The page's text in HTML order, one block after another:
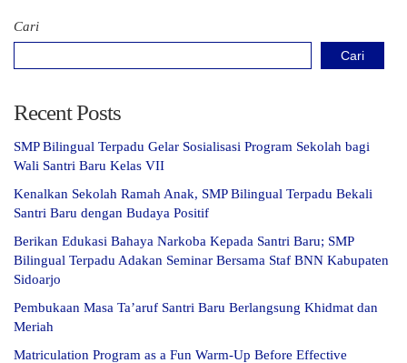
Cari
Cari
Recent Posts
SMP Bilingual Terpadu Gelar Sosialisasi Program Sekolah bagi
Wali Santri Baru Kelas VII
Kenalkan Sekolah Ramah Anak, SMP Bilingual Terpadu Bekali
Santri Baru dengan Budaya Positif
Berikan Edukasi Bahaya Narkoba Kepada Santri Baru; SMP
Bilingual Terpadu Adakan Seminar Bersama Staf BNN Kabupaten
Sidoarjo
Pembukaan Masa Ta’aruf Santri Baru Berlangsung Khidmat dan
Meriah
Matriculation Program as a Fun Warm-Up Before Effective